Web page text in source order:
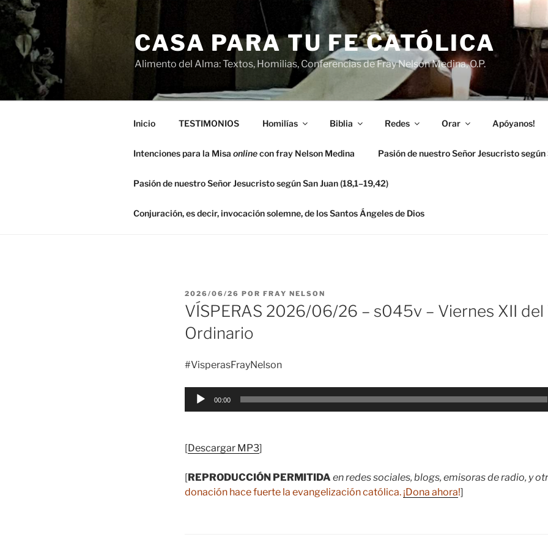
Saltar
contenido
CASA PARA TU FE CATÓLICA
Alimento del Alma: Textos, Homilias, Conferencias de Fray Nelson Medina, O.P.
Inicio TESTIMONIOS Homilías Biblia Redes Orar Apóyanos!
Intenciones para la Misa onlinecon fray Nelson Medina Pasión de nuestro Señor Jesucristo
Pasión de nuestro Señor Jesucristo según San Juan (18,1–19,42)
Conjuración, es decir, invocación solemne, de los Santos Ángeles de Dios
PUBLICADO
EL
2026/06/26 POR FRAY NELSON
VÍSPERAS 2026/06/26 – s045v – Viernes XII
Ordinario
#VisperasFrayNelson
Reproductor
00:00
[Descargar MP3]
[REPRODUCCIÓN PERMITIDA en redes sociales, blogs, emisoras de radio, y
donación hace fuerte la evangelización católica. ¡Dona ahora!]